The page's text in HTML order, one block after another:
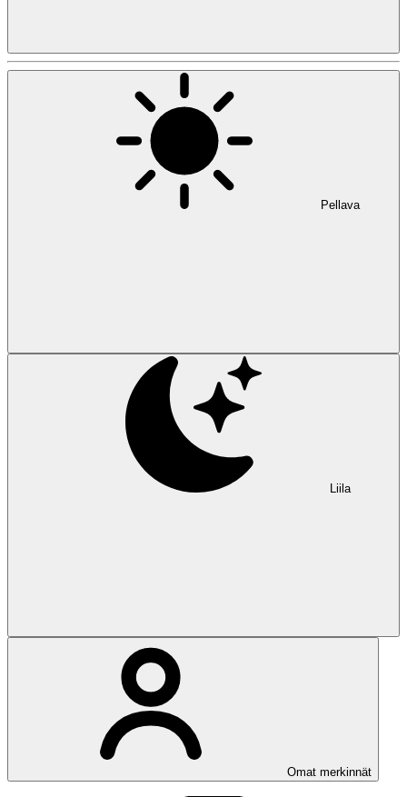
Pellava
Liila
Omat merkinnät